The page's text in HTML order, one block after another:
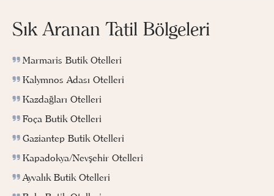
Sık Aranan Tatil Bölgeleri
Marmaris Butik Otelleri
Kalymnos Adası Otelleri
Kazdağları Otelleri
Foça Butik Otelleri
Gaziantep Butik Otelleri
Kapadokya/Nevşehir Otelleri
Ayvalık Butik Otelleri